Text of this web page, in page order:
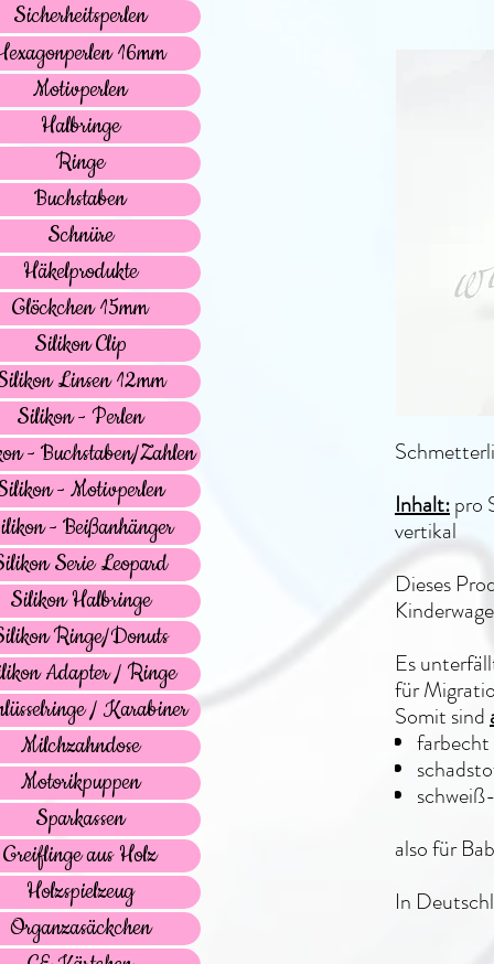
Inhalt:pro
vertikal
Dieses
Es
für
Somit sind
farbecht
also für
In
Sicherheitsperlen
16mm
Motivperlen
Halbringe
Ringe
Buchstaben
Schnüre
Häkelprodukte
Glöckchen 15mm
Silikon Clip
Linsen 12mm
Silikon - Perlen
- Buchstaben/Zahlen
- Motivperlen
- Beißanhänger
Serie Leopard
Silikon Halbringe
Ringe/Donuts
Adapter / Ringe
/ Karabiner
Milchzahndose
Motorikpuppen
Sparkassen
Greiflinge aus Holz
Holzspielzeug
Organzasäckchen